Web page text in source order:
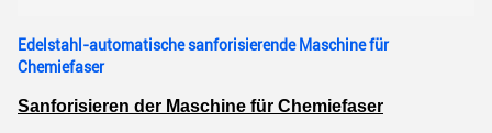
Edelstahl-automatische sanforisierende Maschine für
Chemiefaser
Sanforisieren der Maschine für Chemiefaser